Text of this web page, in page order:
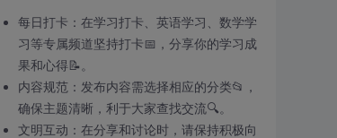
每日打卡：在学习打卡、英语学习、数学学
习等专属频道坚持打卡📅，分享你的学习成
果和心得📝。
内容规范：发布内容需选择相应的分类📂，
确保主题清晰，利于大家查找交流🔍。
文明互动：在分享和讨论时，请保持积极向